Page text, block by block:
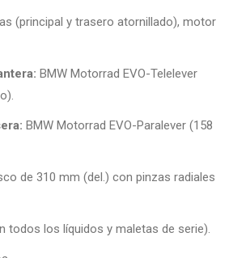
(principal y trasero atornillado), motor
BMW Motorrad EVO-Telelever
BMW Motorrad EVO-Paralever (158
de 310 mm (del.) con pinzas radiales
todos los líquidos y maletas de serie).